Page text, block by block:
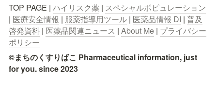
TOP PAGE | ハイリスク薬 | スペシャルポピュレーション
| 医療安全情報 | 服薬指導用ツール | 医薬品情報 DI | 普及
啓発資料 | 医薬品関連ニュース | About Me | プライバシー
ポリシー
©まちのくすりばこ Pharmaceutical information, just
for you. since 2023